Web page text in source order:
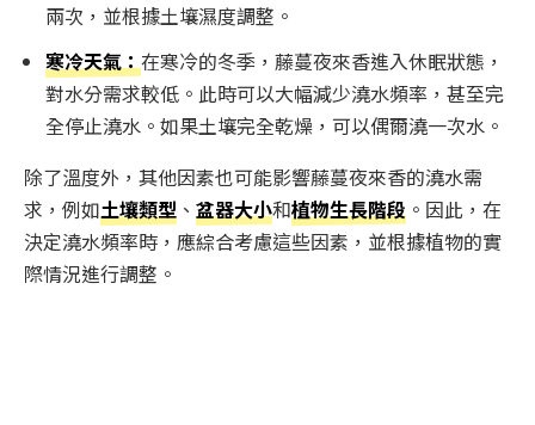
兩次，並根據土壤濕度調整。
寒冷天氣：在寒冷的冬季，藤蔓夜來香進入休眠狀態，
對水分需求較低。此時可以大幅減少澆水頻率，甚至完
全停止澆水。如果土壤完全乾燥，可以偶爾澆一次水。
除了溫度外，其他因素也可能影響藤蔓夜來香的澆水需
求，例如土壤類型 、 盆器大小和植物生長階段 。因此，在
決定澆水頻率時，應綜合考慮這些因素，並根據植物的實
際情況進行調整。